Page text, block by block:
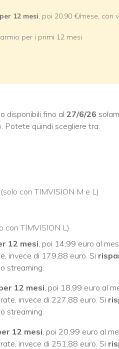
12 mesi, poi 20,90 €/mese, con
per i primi 12 mesi
disponibili fino al 27/6/26
Potete quindi scegliere tra:
(solo con TIMVISION M e L)
con TIMVISION L)
12 mesi , poi 14,99 euro al
invece di 179,88 euro. Si
streaming.
12 mesi , poi 18,99 euro al
invece di 227,88 euro. Si
streaming.
12 mesi , poi 20,99 euro al
invece di 251,88 euro. Si